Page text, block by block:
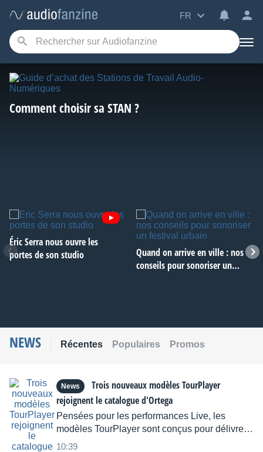
FR
Comment choisir sa STAN ?
Éric Serra nous ouvre les
portes de son studio
Quand on arrive en ville : nos
conseils pour sonoriser un
NEWS Récentes Populaires Promos
News
Trois nouveaux modèles TourPlayer
rejoignent le catalogue d'Ortega
Pensées pour les performances Live, les
modèles TourPlayer sont conçus pour délivrer
un son chaleureux et puissant, le tout sans
10:39